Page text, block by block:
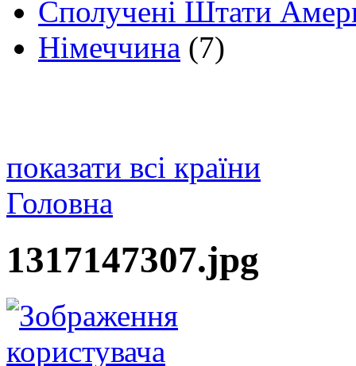
Сполучені Штати
Німеччина (7)
показати всі країни
Головна
1317147307.jpg